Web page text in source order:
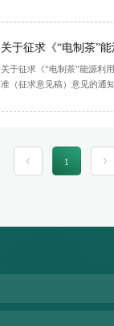
电站汽轮机叶片激光清洗技
附件2 地方标准征求意见表
关于征求《“电制茶”能源利
准（征求意见稿）意见的通知.pdf 附件1“电制茶
征求意见表.docx
1